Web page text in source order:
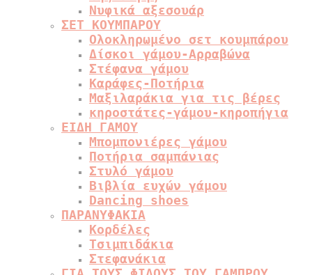
Νυφικά αξεσουάρ
ΣΕΤ ΚΟΥΜΠΑΡΟΥ
Ολοκληρωμένο σετ κουμπάρου
Δίσκοι γάμου-Αρραβώνα
Στέφανα γάμου
Καράφες-Ποτήρια
Μαξιλαράκια για τις βέρες
κηροστάτες-γάμου-κηροπήγια
ΕΙΔΗ ΓΑΜΟΥ
Μπομπονιέρες γάμου
Ποτήρια σαμπάνιας
Στυλό γάμου
Βιβλία ευχών γάμου
Dancing shoes
ΠΑΡΑΝΥΦΑΚΙΑ
Κορδέλες
Τσιμπιδάκια
Στεφανάκια